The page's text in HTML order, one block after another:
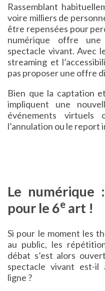
Rassemblant
voire milliers de
être repensées pour
numérique offre
spectacle vivant. Avec
streaming et
pas proposer une offre
Bien que la captation
impliquent une
événements
l’annulation ou le report
Le numérique
pour le 6e art !
Si pour le moment les
au public, les
débat s’est alors
spectacle vivant est-il
ligne ?